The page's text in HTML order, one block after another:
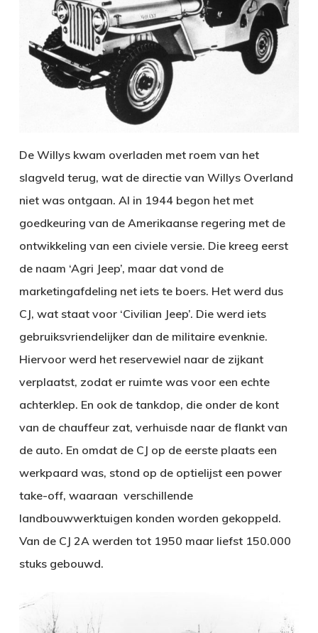
De Willys kwam overladen met roem van het
slagveld terug, wat de directie van Willys Overland
niet was ontgaan. Al in 1944 begon het met
goedkeuring van de Amerikaanse regering met de
ontwikkeling van een civiele versie. Die kreeg eerst
de naam ‘Agri Jeep’, maar dat vond de
marketingafdeling net iets te boers. Het werd dus
CJ, wat staat voor ‘Civilian Jeep’. Die werd iets
gebruiksvriendelijker dan de militaire evenknie.
Hiervoor werd het reservewiel naar de zijkant
verplaatst, zodat er ruimte was voor een echte
achterklep. En ook de tankdop, die onder de kont
van de chauffeur zat, verhuisde naar de flankt van
de auto. En omdat de CJ op de eerste plaats een
werkpaard was, stond op de optielijst een power
take-off, waaraan verschillende
landbouwwerktuigen konden worden gekoppeld.
Van de CJ 2A werden tot 1950 maar liefst 150.000
stuks gebouwd.